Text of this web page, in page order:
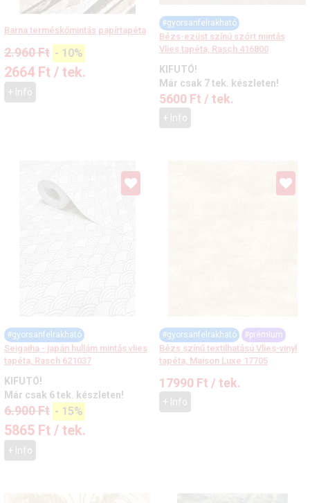
Barna terméskőmintás papírtapéta
2.960Ft - 10%
2664 Ft / tek.
+ Info
#gyorsanfelrakható
Bézs-ezüst színű szórt mintás
Vlies tapéta, Rasch 416800
KIFUTÓ!
Már csak 7 tek. készleten!
5600 Ft / tek.
+ Info
#gyorsanfelrakható
Seigaiha - japán hullám mintás vlies
tapéta, Rasch 621037
KIFUTÓ!
Már csak 6 tek. készleten!
6.900Ft - 15%
5865 Ft / tek.
+ Info
#gyorsanfelrakható #prémium
Bézs színű textilhatású Vlies-vinyl
tapéta, Maison Luxe 17705
17990 Ft / tek.
+ Info